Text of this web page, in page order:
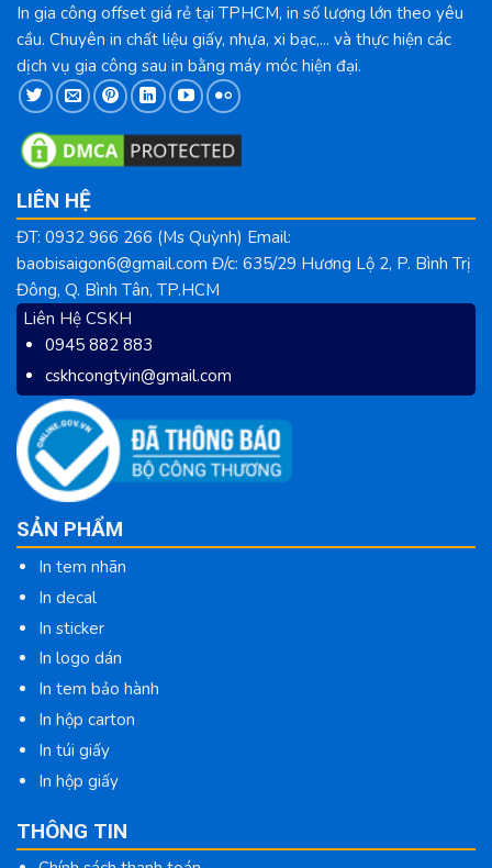
In gia công offset giá rẻ tại TPHCM, in số lượng lớn theo yêu
cầu. Chuyên in chất liệu giấy, nhựa, xi bạc,... và thực hiện các
dịch vụ gia công sau in bằng máy móc hiện đại.
LIÊN HỆ
ĐT: 0932 966 266 (Ms Quỳnh) Email:
baobisaigon6@gmail.com Đ/c: 635/29 Hương Lộ 2, P. Bình Trị
Đông, Q. Bình Tân, TP.HCM
Liên Hệ CSKH
0945 882 883
cskhcongtyin@gmail.com
SẢN PHẨM
In tem nhãn
In decal
In sticker
In logo dán
In tem bảo hành
In hộp carton
In túi giấy
In hộp giấy
THÔNG TIN